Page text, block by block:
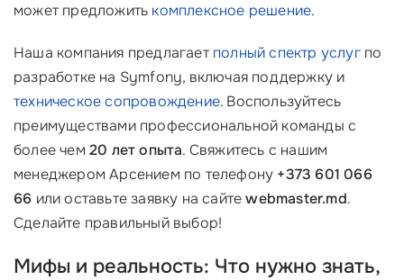
может предложить комплексное решение.
Наша компания предлагаетполный спектр услугпо
разработке на Symfony, включая поддержку и
техническое сопровождение. Воспользуйтесь
преимуществами профессиональной команды с
более чем 20 лет опыта. Свяжитесь с нашим
менеджером Арсением по телефону +373 601 066
66 или оставьте заявку на сайтеwebmaster.md.
Сделайте правильный выбор!
Мифы и реальность: Что нужно знать,